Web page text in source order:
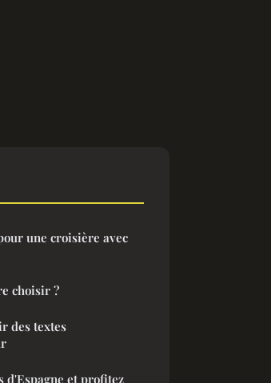
une croisière avec
choisir ?
des textes
d'Espagne et profitez